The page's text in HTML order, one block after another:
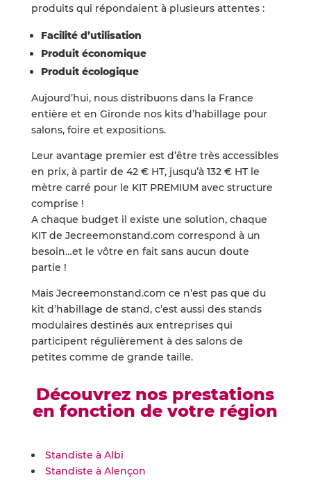
produits qui répondaient à plusieurs attentes :
Facilité d’utilisation
Produit économique
Produit écologique
Aujourd’hui, nous distribuons dans la France
entière et en Gironde nos kits d’habillage pour
salons, foire et expositions.
Leur avantage premier est d’être très accessibles
en prix, à partir de 42 € HT, jusqu’à 132 € HT le
mètre carré pour le KIT PREMIUM avec structure
comprise !
A chaque budget il existe une solution, chaque
KIT de Jecreemonstand.com correspond à un
besoin…et le vôtre en fait sans aucun doute
partie !
Mais Jecreemonstand.com ce n’est pas que du
kit d’habillage de stand, c’est aussi des stands
modulaires destinés aux entreprises qui
participent régulièrement à des salons de
petites comme de grande taille.
Découvrez nos prestations
en fonction de votre région
Standiste à Albi
Standiste à Alençon